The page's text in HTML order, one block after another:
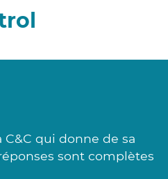
qui donne de sa
sont complètes